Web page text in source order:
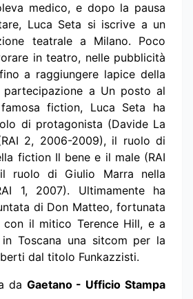
medico, e dopo la pausa
Luca Seta si iscrive a un
teatrale a Milano. Poco
in teatro, nelle pubblicità
a raggiungere lapice della
a Un posto al
fiction, Luca Seta ha
di protagonista (Davide La
(RAI 2, 2006-2009), il ruolo di
fiction Il bene e il male (RAI
ruolo di Giulio Marra nella
1, 2007). Ultimamente ha
di Don Matteo, fortunata
con il mitico Terence Hill, e a
Toscana una sitcom per la
dal titolo Funkazzisti.
da Gaetano - Ufficio Stampa